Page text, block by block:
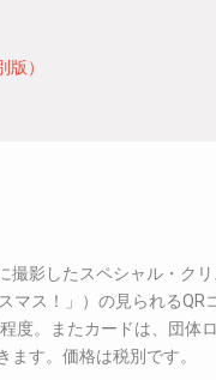
）
撮影したスペシャル・ク
マス！」）の見られるQR
。またカードは、団体
ます。価格は税別です。